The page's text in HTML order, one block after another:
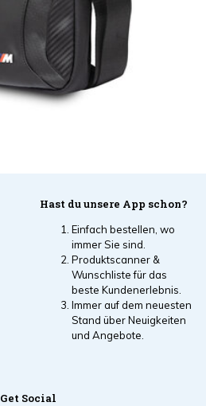
Hast du unsere App schon?
Einfach bestellen, wo
immer Sie sind.
Produktscanner &
Wunschliste für das
beste Kundenerlebnis.
Immer auf dem neuesten
Stand über Neuigkeiten
und Angebote.
Get Social